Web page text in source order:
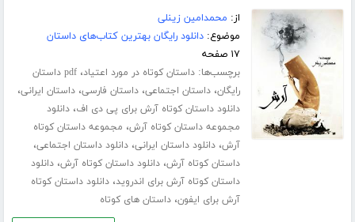
از: محمدامین زینلی
موضوع:دانلود رایگان بهترین کتاب‌های داستان
۱۷ صفحه
برچسب‌ها:داستان کوتاه در مورد اعتیاد،
pdf داستان
رایگان،داستان اجتماعی،داستان فارسی،داستان ایرانی،
دانلود داستان کوتاه آرش برای پی دی اف،دانلود
مجموعه داستان کوتاه آرش، مجموعه داستان کوتاه
آرش،دانلود داستان ایرانی،دانلود داستان اجتماعی،
داستان کوتاه آرش،دانلود داستان کوتاه آرش،دانلود
داستان کوتاه آرش برای اندروید،دانلود داستان کوتاه
آرش برای ایفون،داستان های کوتاه